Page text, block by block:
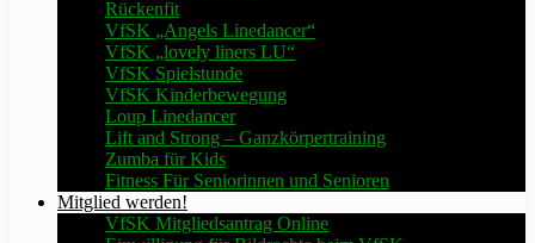
Rückenfit
VfSK „Angels Linedancer“
VfSK „lovely liners LU“
VfSK Spielstunde
VfSK Kinderbewegung
Loup Linedancer
Lift and Strong – Ganzkörpertraining
Zumba für Kids
Fitness Für Seniorinnen und Senioren
Mitglied werden!
VfSK Mitgliedsantrag Online